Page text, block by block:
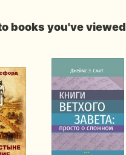
books you've viewed